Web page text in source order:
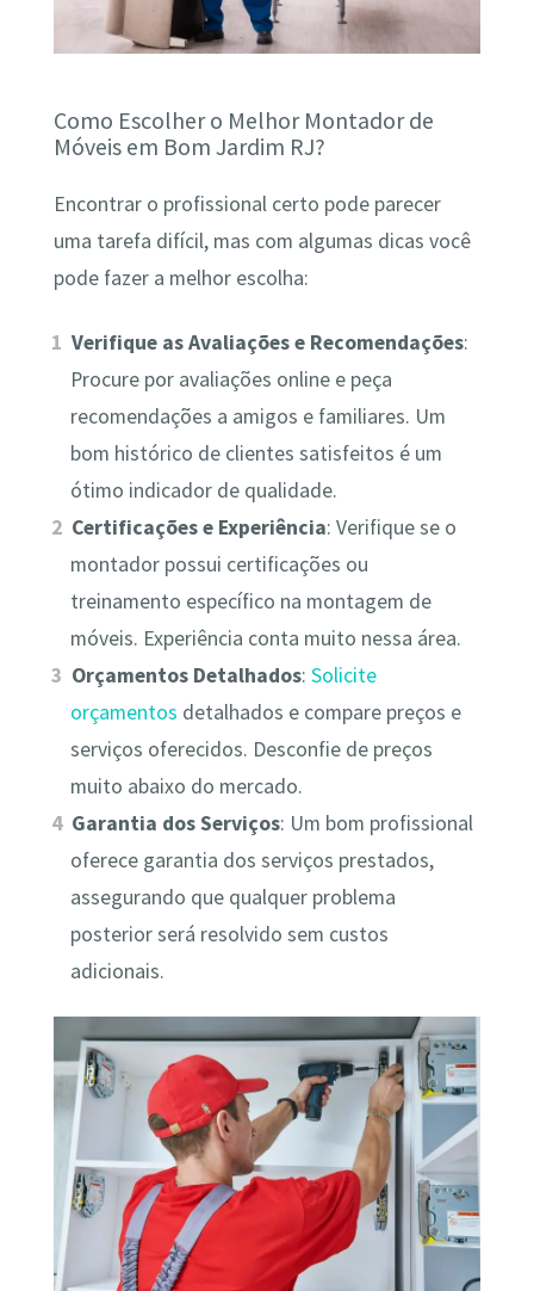
Como Escolher o Melhor Montador de
Móveis em Bom Jardim RJ?
Encontrar o profissional certo pode parecer
uma tarefa difícil, mas com algumas dicas você
pode fazer a melhor escolha:
Verifique as Avaliações e Recomendações:
Procure por avaliações online e peça
recomendações a amigos e familiares. Um
bom histórico de clientes satisfeitos é um
ótimo indicador de qualidade.
Certificações e Experiência: Verifique se o
montador possui certificações ou
treinamento específico na montagem de
móveis. Experiência conta muito nessa área.
Orçamentos Detalhados:Solicite
orçamentos detalhados e compare preços e
serviços oferecidos. Desconfie de preços
muito abaixo do mercado.
Garantia dos Serviços: Um bom profissional
oferece garantia dos serviços prestados,
assegurando que qualquer problema
posterior será resolvido sem custos
adicionais.